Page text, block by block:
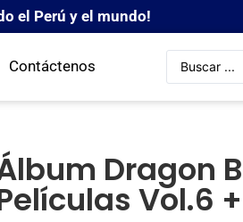
el Perú y el mundo!
Contáctenos
Dragon
Vol.6